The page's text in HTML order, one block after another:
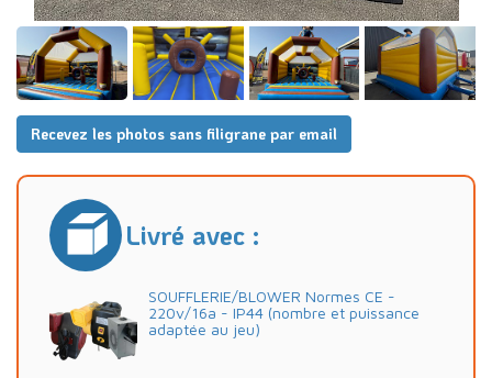
Recevez les photos sans filigrane par email
Livré avec :
SOUFFLERIE/BLOWER Normes CE -
220v/16a - IP44 (nombre et puissance
adaptée au jeu)